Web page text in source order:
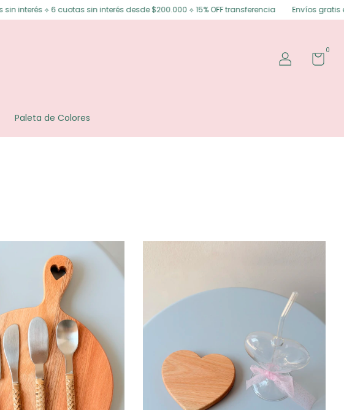
desde $200.000 ⟡ 15% OFF transferencia Envíos gratis en Posadas ⟡ Envíos gratis a
0
Paleta de Colores